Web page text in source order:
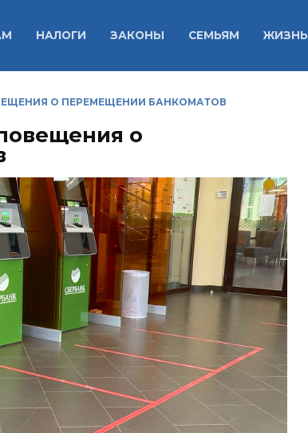
НАЛОГИ ЗАКОНЫ СЕМЬЯМ ЖИЗНЬ
О ПЕРЕМЕЩЕНИИ БАНКОМАТОВ
о